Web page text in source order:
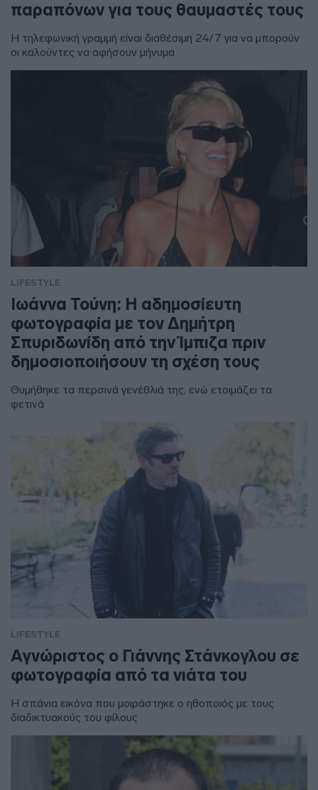
παραπόνων για τους θαυμαστές τους
Η τηλεφωνική γραμμή είναι διαθέσιμη 24/7 για να μπορούν
οι καλούντες να αφήσουν μήνυμα
LIFESTYLE
Ιωάννα Τούνη: Η αδημοσίευτη
φωτογραφία με τον Δημήτρη
Σπυριδωνίδη από την Ίμπιζα πριν
δημοσιοποιήσουν τη σχέση τους
Θυμήθηκε τα περσινά γενέθλιά της, ενώ ετοιμάζει τα
φετινά
LIFESTYLE
Αγνώριστος ο Γιάννης Στάνκογλου σε
φωτογραφία από τα νιάτα του
Η σπάνια εικόνα που μοιράστηκε ο ηθοποιός με τους
διαδικτυακούς του φίλους